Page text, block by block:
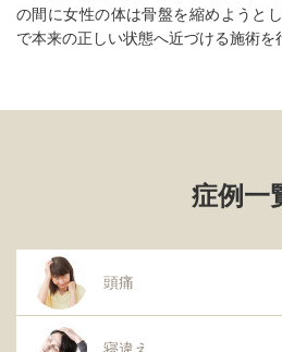
の間に女性の体は骨盤を縮めようと
で本来の正しい状態へ近づける施術を
症例一
頭痛
寝違え